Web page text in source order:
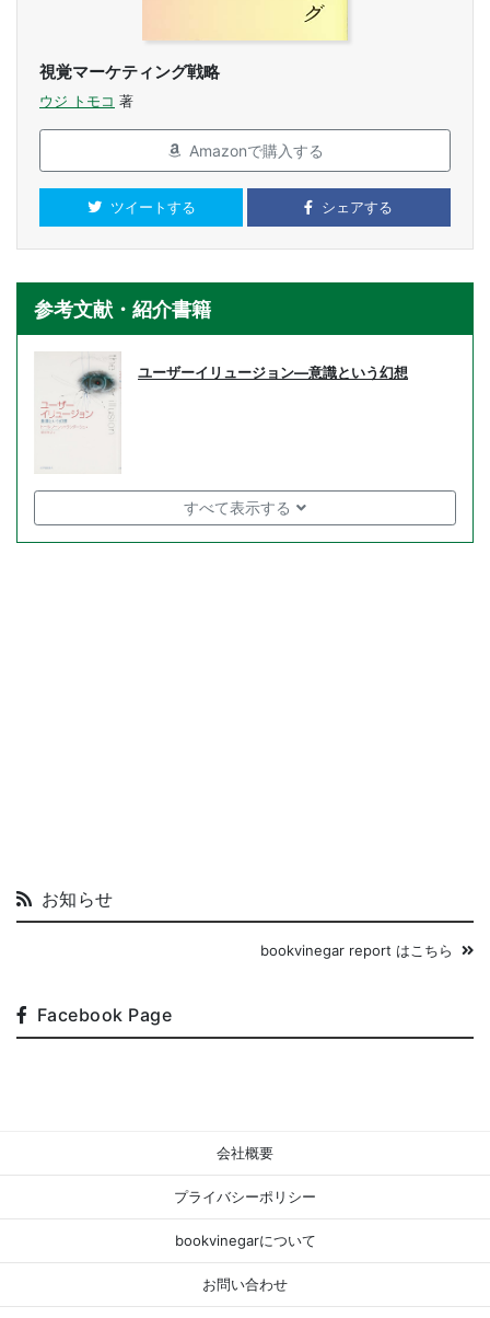
視覚マーケティング戦略
ウジ トモコ 著
Amazonで購入する
ツイートする シェアする
参考文献・紹介書籍
ユーザーイリュージョン―意識という幻想
お知らせ
bookvinegar report はこちら
Facebook Page
会社概要
プライバシーポリシー
bookvinegarについて
お問い合わせ